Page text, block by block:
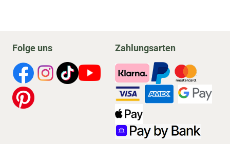
Folge uns Zahlungsarten